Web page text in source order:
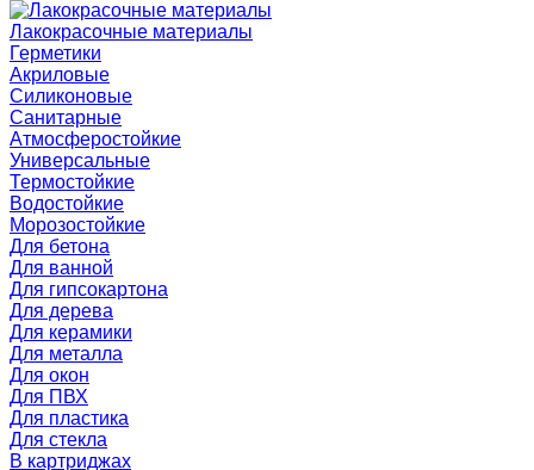
Лакокрасочные материалы
Герметики
Акриловые
Силиконовые
Санитарные
Атмосферостойкие
Универсальные
Термостойкие
Водостойкие
Морозостойкие
Для бетона
Для ванной
Для гипсокартона
Для дерева
Для керамики
Для металла
Для окон
Для ПВХ
Для пластика
Для стекла
В картриджах